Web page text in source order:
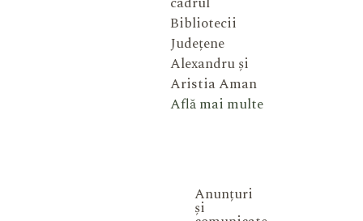
Bibliotecii
Județene
Alexandru și
Aristia Aman
Află mai multe
Anunțuri
și